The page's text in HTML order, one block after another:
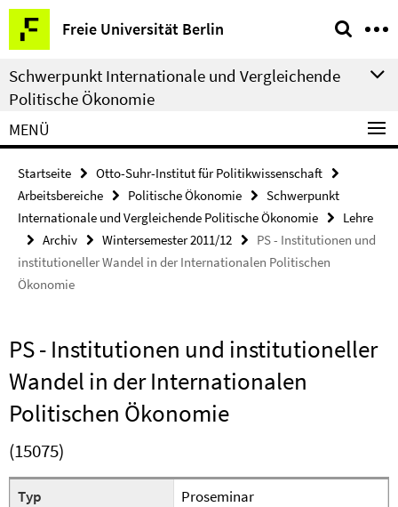
Springe
direkt
zu
Inhalt
Freie Universität Berlin
Service-
Navigation
Schwerpunkt Internationale und Vergleichende
Politische Ökonomie
MENÜ
Startseite
Otto-Suhr-Institut für Politikwissenschaft
Arbeitsbereiche
Politische Ökonomie
Schwerpunkt
Internationale und Vergleichende Politische Ökonomie
Lehre
Archiv
Wintersemester 2011/12
PS - Institutionen und
institutioneller Wandel in der Internationalen Politischen
Ökonomie
PS - Institutionen und institutioneller
Wandel in der Internationalen
Politischen Ökonomie
(15075)
Typ
Proseminar